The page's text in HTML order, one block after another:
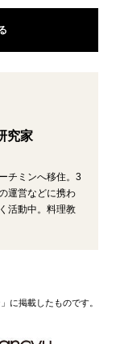
究家
チミンへ移住。3
運営などに携わ
活動中。料理教
に掲載したものです。